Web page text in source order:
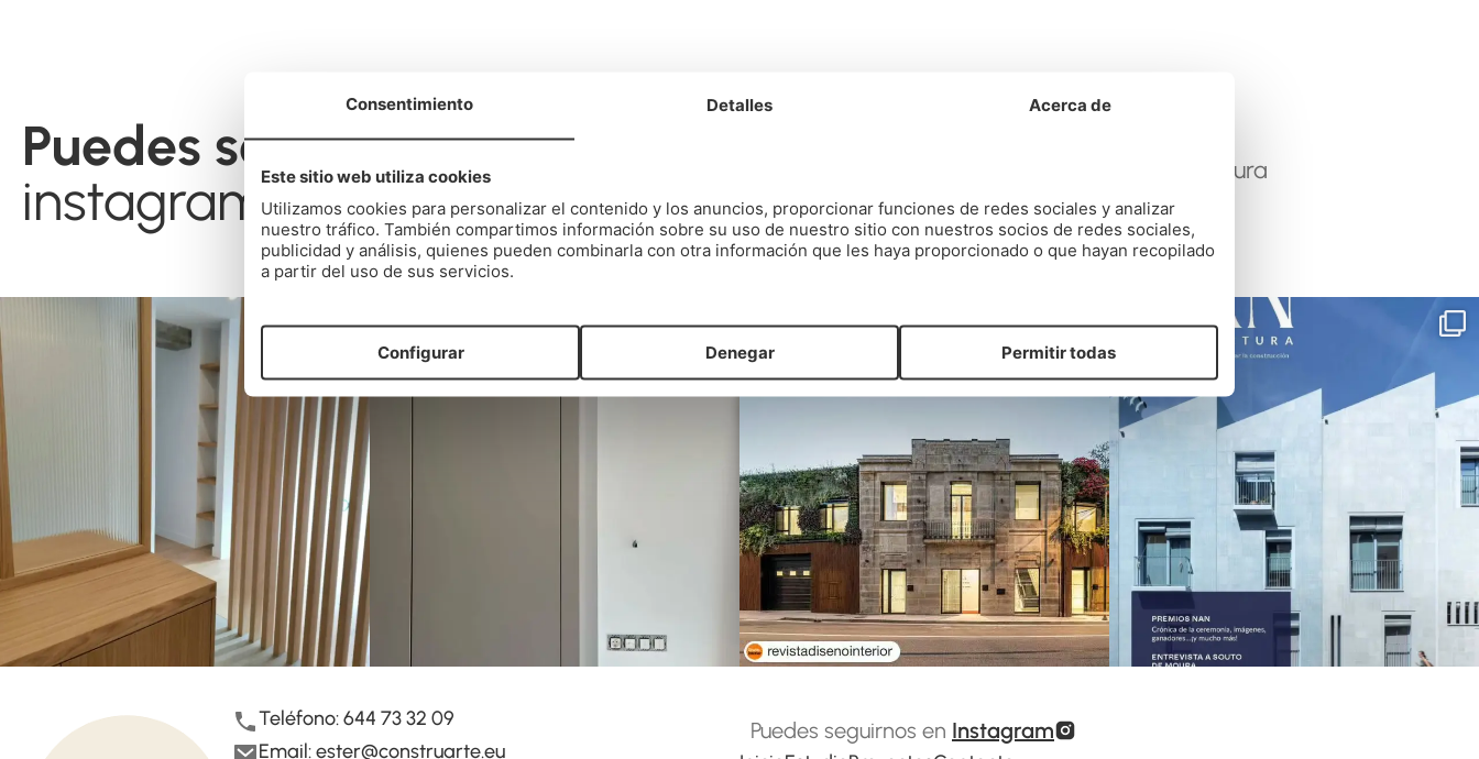
Puedes seguir nuestro trabajo en
instagram
@construarte_arquitectura
Teléfono: 644 73 32 09
Email:ester@construarte.eu
Puedes seguirnos en Instagram
Consentimiento Detalles Acerca de
Este sitio web utiliza cookies
Utilizamos cookies para personalizar el contenido y los anuncios, proporcionar funciones de redes sociales y analizar
nuestro tráfico. También compartimos información sobre su uso de nuestro sitio con nuestros socios de redes sociales,
publicidad y análisis, quienes pueden combinarla con otra información que les haya proporcionado o que hayan recopilado
a partir del uso de sus servicios.
Configurar Denegar Permitir todas